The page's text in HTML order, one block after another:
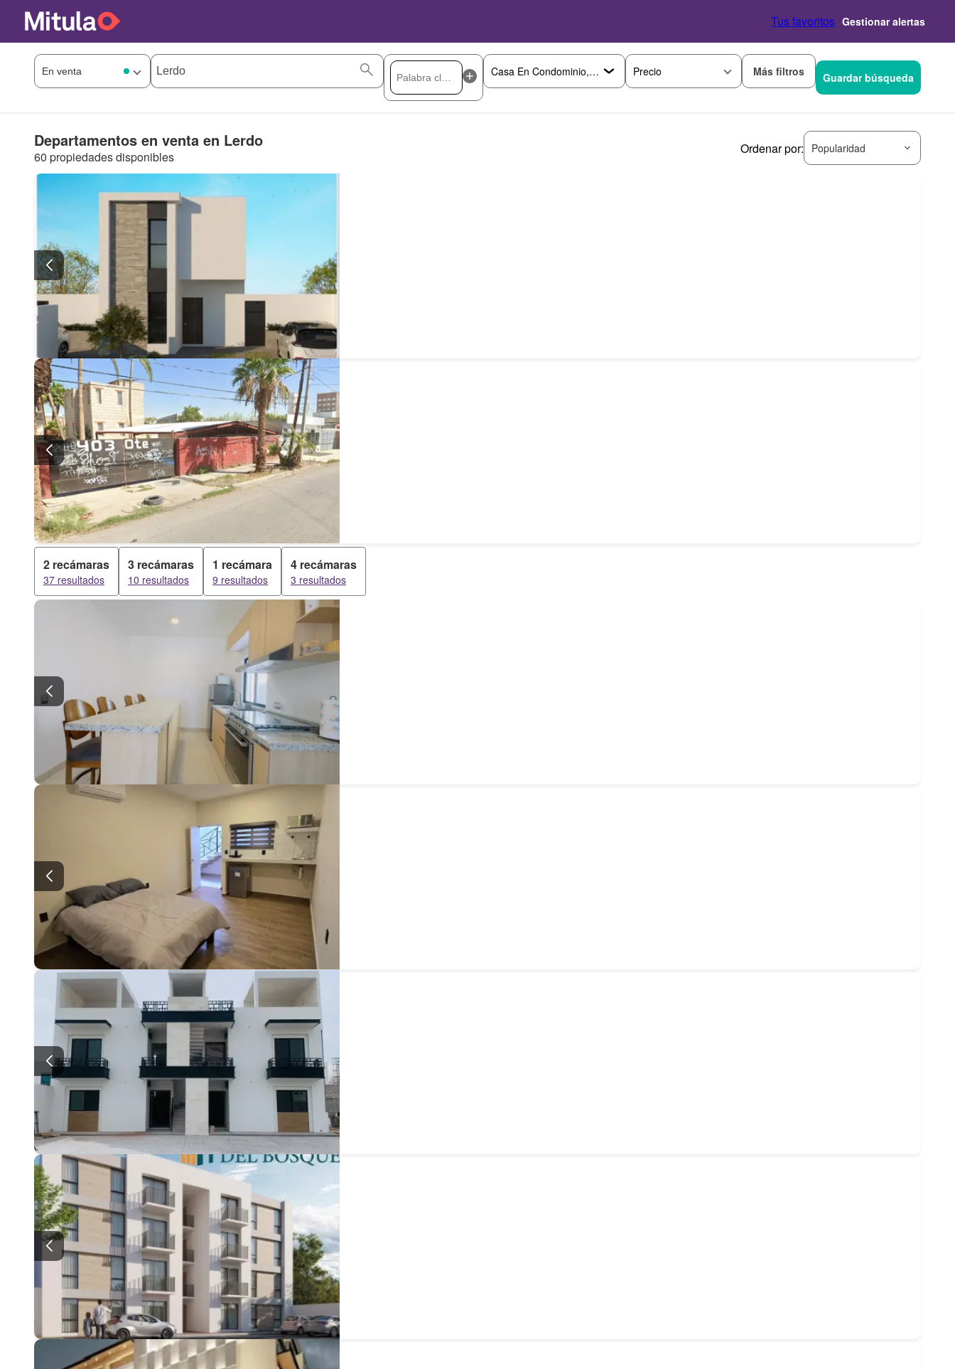
Tus favoritos Gestionar alertas
Precio Más filtros Guardar búsqueda
Departamentos en venta en Lerdo
60 propiedades disponibles
Ordenar por: Popularidad
2 recámaras
37 resultados
3 recámaras
10 resultados
1 recámara
9 resultados
4 recámaras
3 resultados